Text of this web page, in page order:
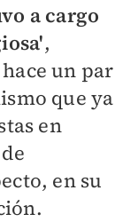
a cargo
,
un par
que ya
en
en su